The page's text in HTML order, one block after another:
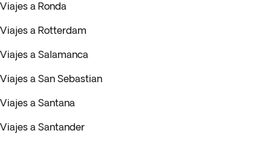
Viajes a Ronda
Viajes a Rotterdam
Viajes a Salamanca
Viajes a San Sebastian
Viajes a Santana
Viajes a Santander